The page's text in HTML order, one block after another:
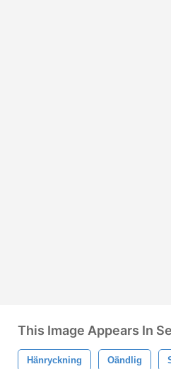
This Image Appears In
Hänryckning Oändlig